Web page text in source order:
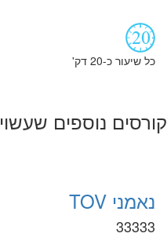
כל שיעור כ-20 דק'
קורסים נוספים
נאמני TOV
33333